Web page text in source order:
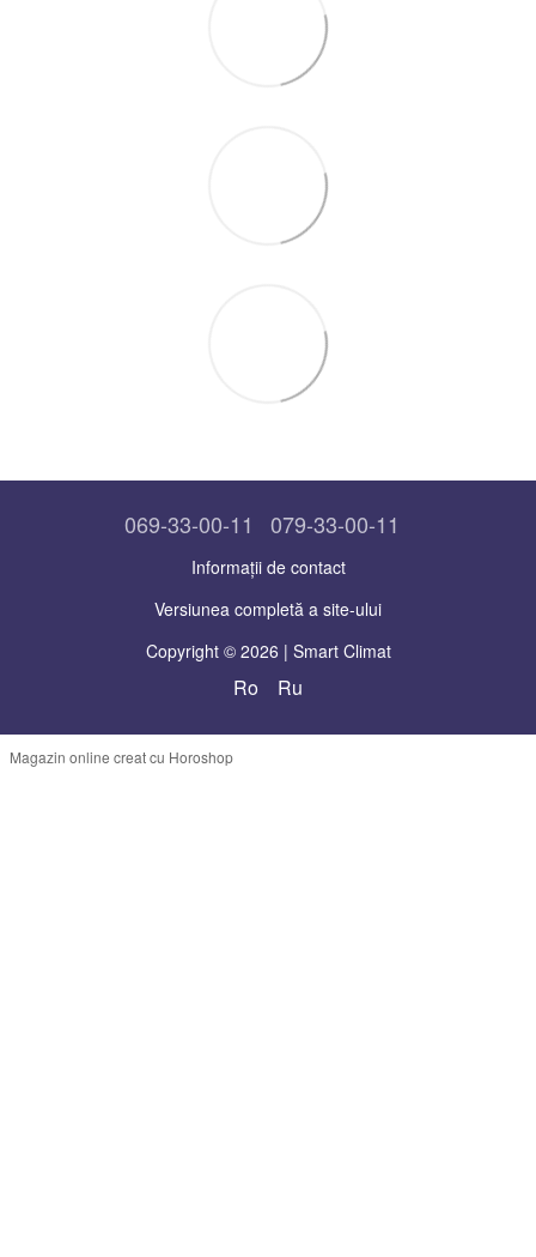
069-33-00-11 079-33-00-11
Informații de contact
Versiunea completă a site-ului
Copyright © 2026 | Smart Climat
Ro Ru
Magazin online creat cu Horoshop